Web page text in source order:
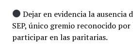
Dejar en evidencia la ausencia
SEP, único gremio reconocido
participar en las paritarias.